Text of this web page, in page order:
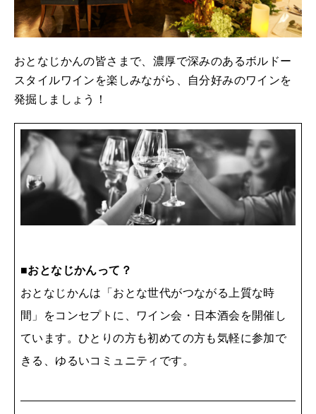
おとなじかんの皆さまで、濃厚で深みのあるボルドー
スタイルワインを楽しみながら、自分好みのワインを
発掘しましょう！
■おとなじかんって？
おとなじかんは「おとな世代がつながる上質な時
間」をコンセプトに、ワイン会・日本酒会を開催し
ています。ひとりの方も初めての方も気軽に参加で
きる、ゆるいコミュニティです。